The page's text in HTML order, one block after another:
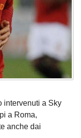
intervenuti a Sky
a Roma,
anche dai